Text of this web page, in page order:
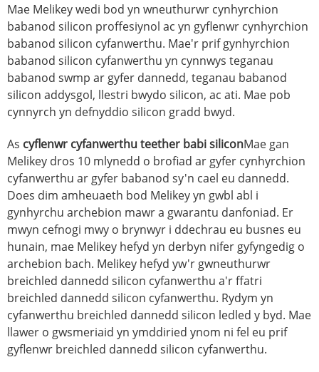
Mae Melikey wedi bod yn wneuthurwr cynhyrchion
babanod silicon proffesiynol ac yn gyflenwr cynhyrchion
babanod silicon cyfanwerthu. Mae'r prif gynhyrchion
babanod silicon cyfanwerthu yn cynnwys teganau
babanod swmp ar gyfer dannedd, teganau babanod
silicon addysgol, llestri bwydo silicon, ac ati. Mae pob
cynnyrch yn defnyddio silicon gradd bwyd.
As cyflenwr cyfanwerthu teether babi siliconMae gan
Melikey dros 10 mlynedd o brofiad ar gyfer cynhyrchion
cyfanwerthu ar gyfer babanod sy'n cael eu dannedd.
Does dim amheuaeth bod Melikey yn gwbl abl i
gynhyrchu archebion mawr a gwarantu danfoniad. Er
mwyn cefnogi mwy o brynwyr i ddechrau eu busnes eu
hunain, mae Melikey hefyd yn derbyn nifer gyfyngedig o
archebion bach. Melikey hefyd yw'r gwneuthurwr
breichled dannedd silicon cyfanwerthu a'r ffatri
breichled dannedd silicon cyfanwerthu. Rydym yn
cyfanwerthu breichled dannedd silicon ledled y byd. Mae
llawer o gwsmeriaid yn ymddiried ynom ni fel eu prif
gyflenwr breichled dannedd silicon cyfanwerthu.